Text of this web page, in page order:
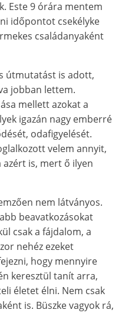
Este 9 órára mentem
időpontot csekélyke
családanyaként
útmutatást is adott,
jobban lettem.
mellett azokat a
igazán nagy emberré
odafigyelését.
velem annyit,
is, mert ő ilyen
nem látványos.
beavatkozásokat
csak a fájdalom, a
nehéz ezeket
hogy mennyire
keresztül tanít arra,
életet élni. Nem csak
is. Büszke vagyok rá,